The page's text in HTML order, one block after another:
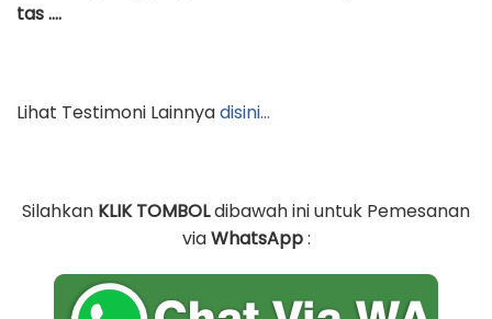
tas ….
Lihat Testimoni Lainnyadisini…
Silahkan KLIK TOMBOLdibawah ini untuk Pemesanan
viaWhatsApp: